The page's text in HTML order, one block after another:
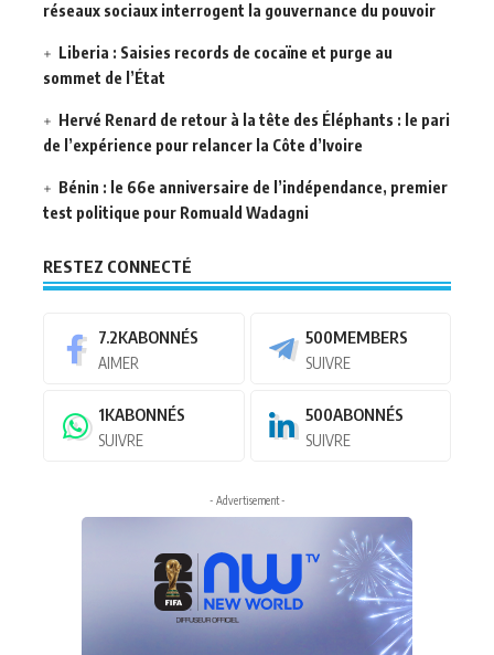
réseaux sociaux interrogent la gouvernance du pouvoir
Liberia : Saisies records de cocaïne et purge au
sommet de l’État
Hervé Renard de retour à la tête des Éléphants : le pari
de l’expérience pour relancer la Côte d’Ivoire
Bénin : le 66e anniversaire de l’indépendance, premier
test politique pour Romuald Wadagni
RESTEZ CONNECTÉ
7.2KABONNÉS
AIMER
500MEMBERS
SUIVRE
1KABONNÉS
SUIVRE
500ABONNÉS
SUIVRE
- Advertisement -